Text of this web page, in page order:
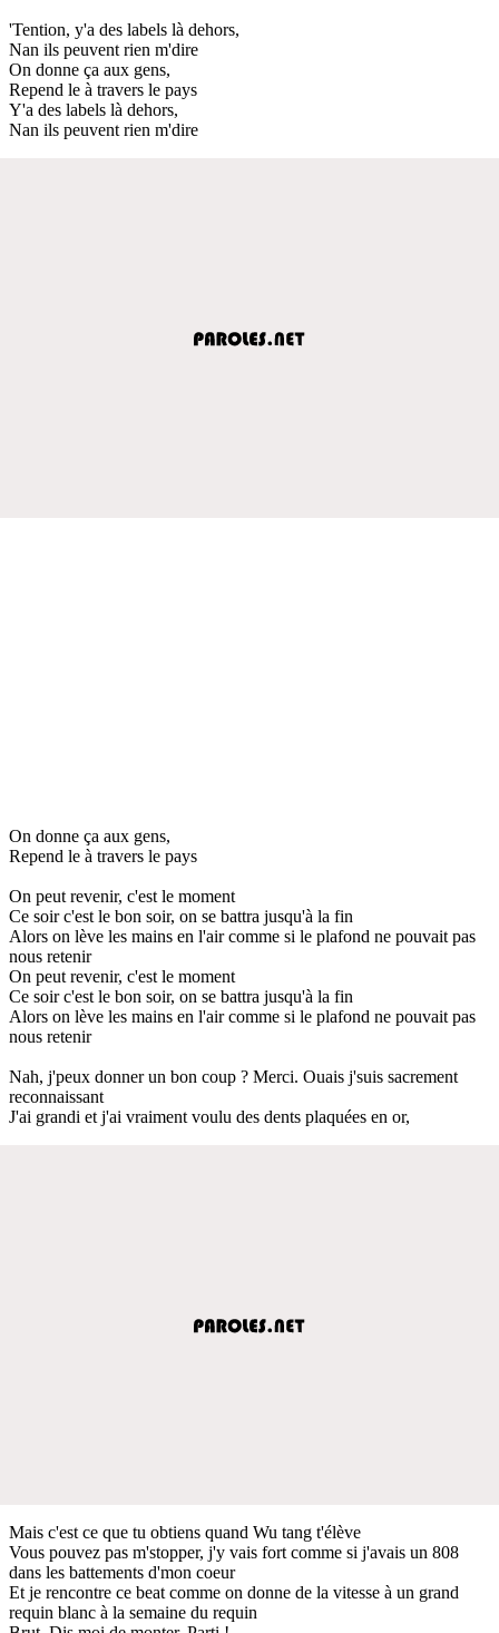
'Tention, y'a des labels là dehors,
Nan ils peuvent rien m'dire
On donne ça aux gens,
Repend le à travers le pays
Y'a des labels là dehors,
Nan ils peuvent rien m'dire
On donne ça aux gens,
Repend le à travers le pays
On peut revenir, c'est le moment
Ce soir c'est le bon soir, on se battra jusqu'à la fin
Alors on lève les mains en l'air comme si le plafond ne pouvait pas
nous retenir
On peut revenir, c'est le moment
Ce soir c'est le bon soir, on se battra jusqu'à la fin
Alors on lève les mains en l'air comme si le plafond ne pouvait pas
nous retenir
Nah, j'peux donner un bon coup ? Merci. Ouais j'suis sacrement
reconnaissant
J'ai grandi et j'ai vraiment voulu des dents plaquées en or,
Mais c'est ce que tu obtiens quand Wu tang t'élève
Vous pouvez pas m'stopper, j'y vais fort comme si j'avais un 808
dans les battements d'mon coeur
Et je rencontre ce beat comme on donne de la vitesse à un grand
requin blanc à la semaine du requin